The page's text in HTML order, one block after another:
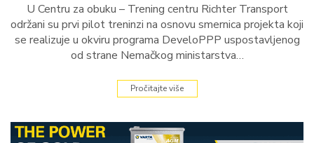
U Centru za obuku – Trening centru Richter Transport
održani su prvi pilot treninzi na osnovu smernica projekta koji
se realizuje u okviru programa DeveloPPP uspostavljenog
od strane Nemačkog ministarstva…
Pročitajte više